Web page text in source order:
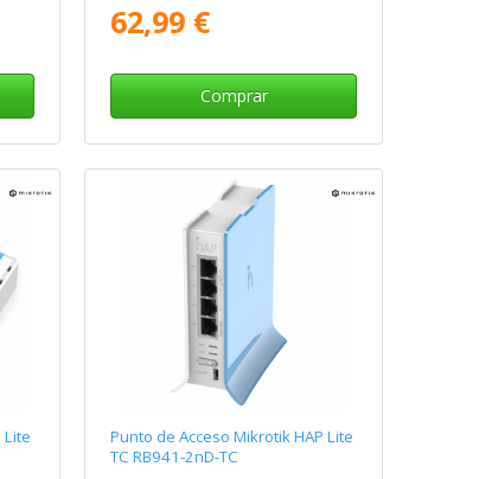
62,99 €
Comprar
Lite
Punto de Acceso Mikrotik HAP Lite
TC RB941-2nD-TC